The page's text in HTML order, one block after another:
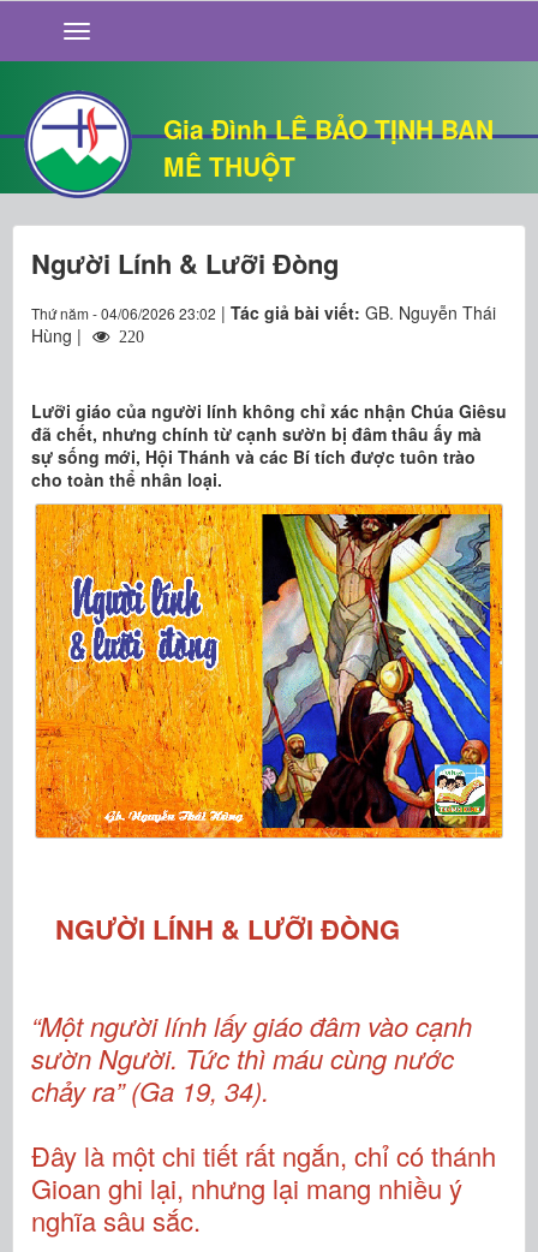
Gia Đình LÊ BẢO TỊNH BAN
MÊ THUỘT
GIỚI THIỆU
TIN TỨC
SỐNG ĐẠO
CHUYỆN NHÀ
QUÁN VĂN
THƯ GIÃN
Người Lính & Lưỡi Đòng
Thứ năm - 04/06/2026 23:02 | Tác giả bài viết: GB. Nguyễn Thái
Hùng |
220
Lưỡi giáo của người lính không chỉ xác nhận Chúa Giêsu
đã chết, nhưng chính từ cạnh sườn bị đâm thâu ấy mà
sự sống mới, Hội Thánh và các Bí tích được tuôn trào
cho toàn thể nhân loại.
NGƯỜI LÍNH & LƯỠI ĐÒNG
“Một người lính lấy giáo đâm vào cạnh
sườn Người. Tức thì máu cùng nước
chảy ra” (Ga 19, 34).
Đây là một chi tiết rất ngắn, chỉ có thánh
Gioan ghi lại, nhưng lại mang nhiều ý
nghĩa sâu sắc.